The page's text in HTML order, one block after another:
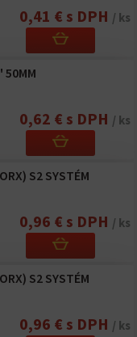
0,41 € s DPH / ks
50MM
0,62 € s DPH / ks
S2 SYSTÉM
0,96 € s DPH / ks
S2 SYSTÉM
0,96 € s DPH / ks